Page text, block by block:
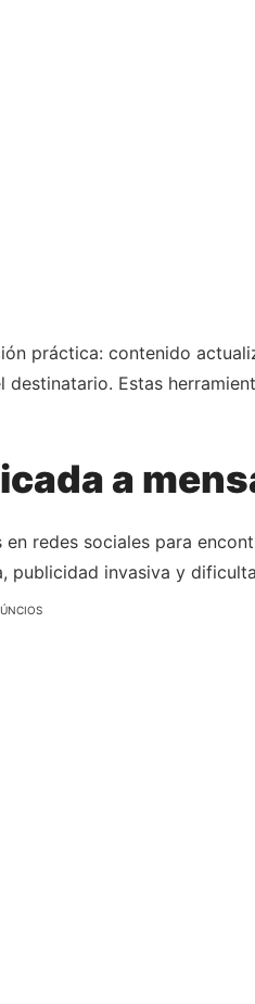
práctica: contenido
Estas
a
redes sociales para
invasiva y